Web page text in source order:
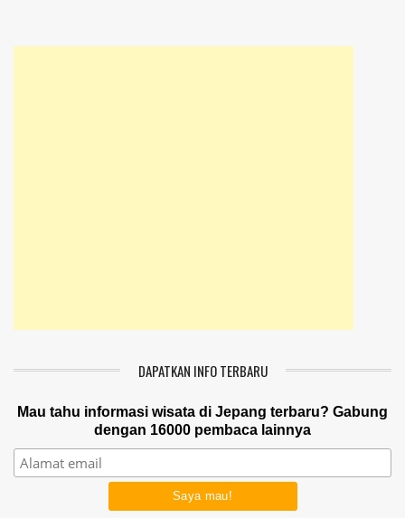
DAPATKAN INFO TERBARU
Mau tahu informasi wisata di Jepang terbaru? Gabung
dengan 16000 pembaca lainnya